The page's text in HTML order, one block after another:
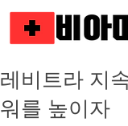
레비트라 지
워를 높이자